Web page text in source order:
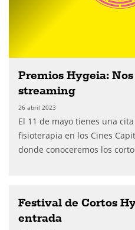
Premios Hygeia:
streaming
26 abril 2023
El 11 de mayo tienes una
fisioterapia en los Cines
donde conoceremos los
Festival de Cortos
entrada